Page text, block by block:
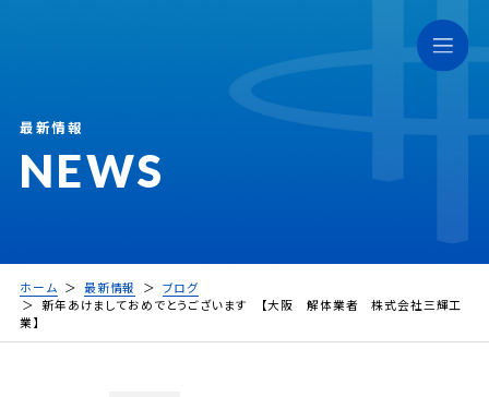
NEWS
最新情報
ホーム 最新情報
ブログ
新年あけましておめでとうございます 【大阪 解体業者 株式会社三輝工
業】